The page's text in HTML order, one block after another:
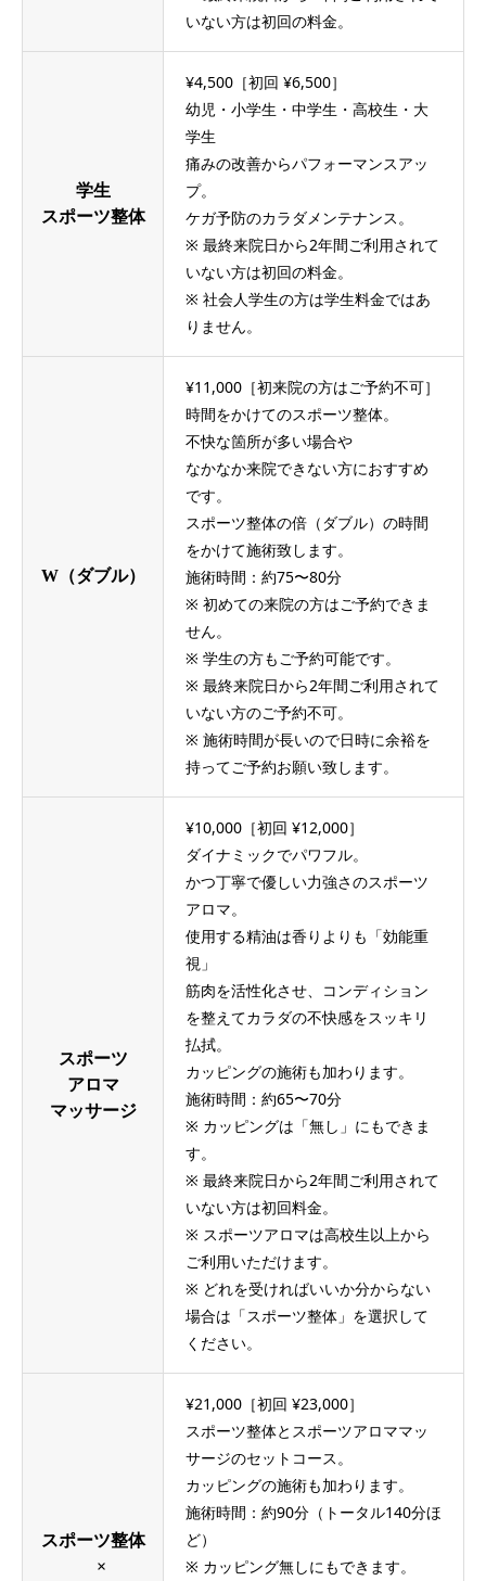
いない方は初回の料金。
学生
スポーツ整体
¥4,500［初回 ¥6,500］
幼児・小学生・中学生・高校生・大
学生
痛みの改善からパフォーマンスアッ
プ。
ケガ予防のカラダメンテナンス。
※ 最終来院日から2年間ご利用されて
いない方は初回の料金。
※ 社会人学生の方は学生料金ではあ
りません。
W（ダブル）
¥11,000［初来院の方はご予約不可］
時間をかけてのスポーツ整体。
不快な箇所が多い場合や
なかなか来院できない方におすすめ
です。
スポーツ整体の倍（ダブル）の時間
をかけて施術致します。
施術時間：約75〜80分
※ 初めての来院の方はご予約できま
せん。
※ 学生の方もご予約可能です。
※ 最終来院日から2年間ご利用されて
いない方のご予約不可。
※ 施術時間が長いので日時に余裕を
持ってご予約お願い致します。
スポーツ
アロマ
マッサージ
¥10,000［初回 ¥12,000］
ダイナミックでパワフル。
かつ丁寧で優しい力強さのスポーツ
アロマ。
使用する精油は香りよりも「効能重
視」
筋肉を活性化させ、コンディション
を整えてカラダの不快感をスッキリ
払拭。
カッピングの施術も加わります。
施術時間：約65〜70分
※ カッピングは「無し」にもできま
す。
※ 最終来院日から2年間ご利用されて
いない方は初回料金。
※ スポーツアロマは高校生以上から
ご利用いただけます。
※ どれを受ければいいか分からない
場合は「スポーツ整体」を選択して
ください。
スポーツ整体
×
¥21,000［初回 ¥23,000］
スポーツ整体とスポーツアロママッ
サージのセットコース。
カッピングの施術も加わります。
施術時間：約90分（トータル140分ほ
ど）
※ カッピング無しにもできます。